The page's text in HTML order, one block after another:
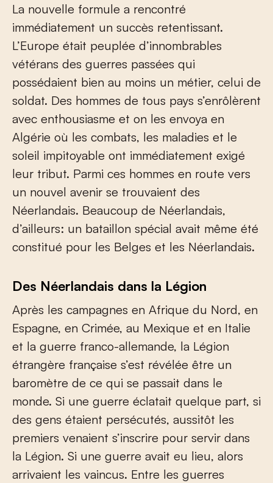
La nouvelle formule a rencontré
immédiatement un succès retentissant.
L’Europe était peuplée d’innombrables
vétérans des guerres passées qui
possédaient bien au moins un métier, celui de
soldat. Des hommes de tous pays s’enrôlèrent
avec enthousiasme et on les envoya en
Algérie où les combats, les maladies et le
soleil impitoyable ont immédiatement exigé
leur tribut. Parmi ces hommes en route vers
un nouvel avenir se trouvaient des
Néerlandais. Beaucoup de Néerlandais,
d’ailleurs: un bataillon spécial avait même été
constitué pour les Belges et les Néerlandais.
Des Néerlandais dans la Légion
Après les campagnes en Afrique du Nord, en
Espagne, en Crimée, au Mexique et en Italie
et la guerre franco-allemande, la Légion
étrangère française s’est révélée être un
baromètre de ce qui se passait dans le
monde. Si une guerre éclatait quelque part, si
des gens étaient persécutés, aussitôt les
premiers venaient s’inscrire pour servir dans
la Légion. Si une guerre avait eu lieu, alors
arrivaient les vaincus. Entre les guerres